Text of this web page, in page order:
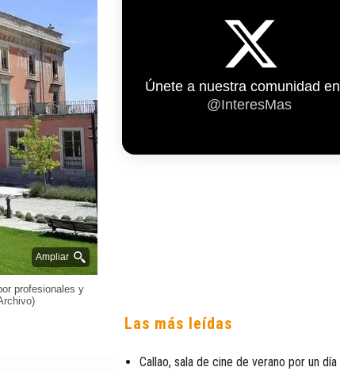
Ampliar
profesionales y
Únete a nuestra comunidad en
@InteresMas
Las más leídas
Callao, sala de cine de verano por un día